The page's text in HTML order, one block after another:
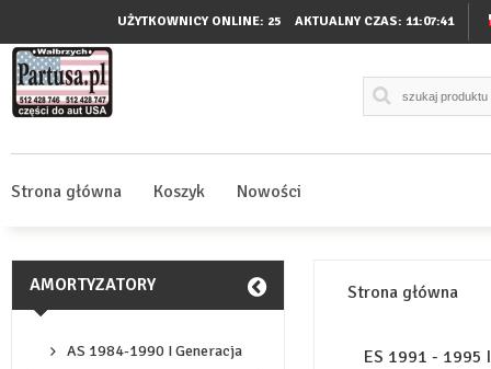
UŻYTKOWNICY ONLINE: 25 AKTUALNY CZAS: 11:07:41
Strona główna Koszyk Nowości
AMORTYZATORY
AS 1984-1990 I Generacja
Strona główna
ES 1991 - 1995